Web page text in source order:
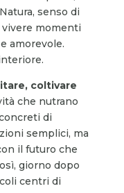
senso di
vivere momenti
amorevole.
coltivare
che nutrano
di
semplici, ma
il futuro che
giorno dopo
centri di